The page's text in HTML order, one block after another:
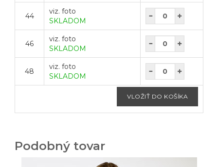
44
viz. foto
SKLADOM
46
viz. foto
SKLADOM
48
viz. foto
SKLADOM
Podobný tovar